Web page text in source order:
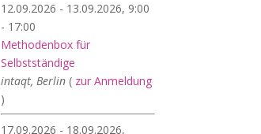
12.09.2026 - 13.09.2026, 9:00
- 17:00
Methodenbox für
Selbstständige
intaqt, Berlin ( zur Anmeldung
)
17.09.2026 - 18.09.2026,